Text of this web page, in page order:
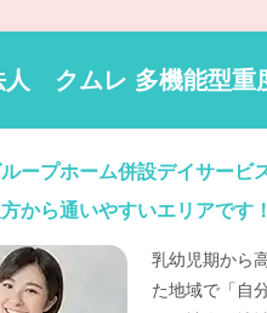
人 クムレ 多機能型重
ループホーム併設デイサー
から通いやすいエリアです！
乳幼児期から
た地域で「自